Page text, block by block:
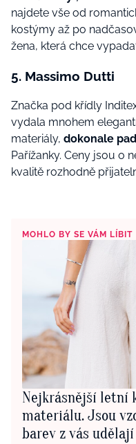
najdete vše od
kostýmy až po
žena, která chce
5. Massimo Dutti
Značka pod křídly
vydala mnohem
materiály, dokonale
Pařížanky. Ceny jsou o
kvalitě rozhodně
MOHLO BY SE VÁM LÍBIT
Nejkrásnější letní
materiálu. Jsou
barev z vás